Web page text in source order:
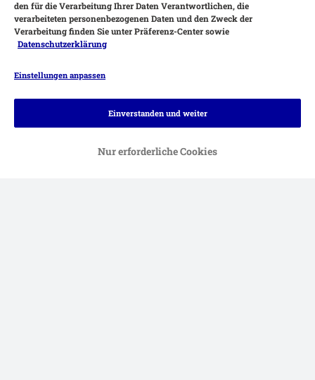
den für die Verarbeitung Ihrer Daten Verantwortlichen, die
verarbeiteten personenbezogenen Daten und den Zweck der
Verarbeitung finden Sie unter Präferenz-Center sowie
Datenschutzerklärung
Einstellungen anpassen
Nur erforderliche Cookies
Einverstanden und weiter